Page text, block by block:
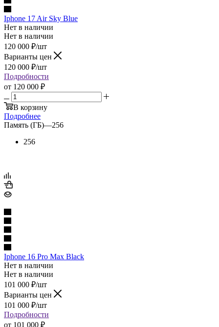
Iphone 17 Air Sky Blue
Нет в наличии
Нет в наличии
120 000 ₽/шт
Варианты цен
120 000 ₽/шт
Подробности
от 120 000 ₽
В корзину
Подробнее
Память (ГБ)—256
256
Iphone 16 Pro Max Black
Нет в наличии
Нет в наличии
101 000 ₽/шт
Варианты цен
101 000 ₽/шт
Подробности
от 101 000 ₽